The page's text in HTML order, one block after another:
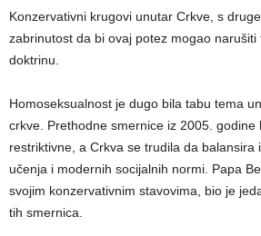
Konzervativni krugovi unutar Crkve, s
zabrinutost da bi ovaj potez mogao
doktrinu.
Homoseksualnost je dugo bila tabu tema
crkve. Prethodne smernice iz 2005. godine
restriktivne, a Crkva se trudila da balansira
učenja i modernih socijalnih normi. Papa
svojim konzervativnim stavovima, bio je
tih smernica.